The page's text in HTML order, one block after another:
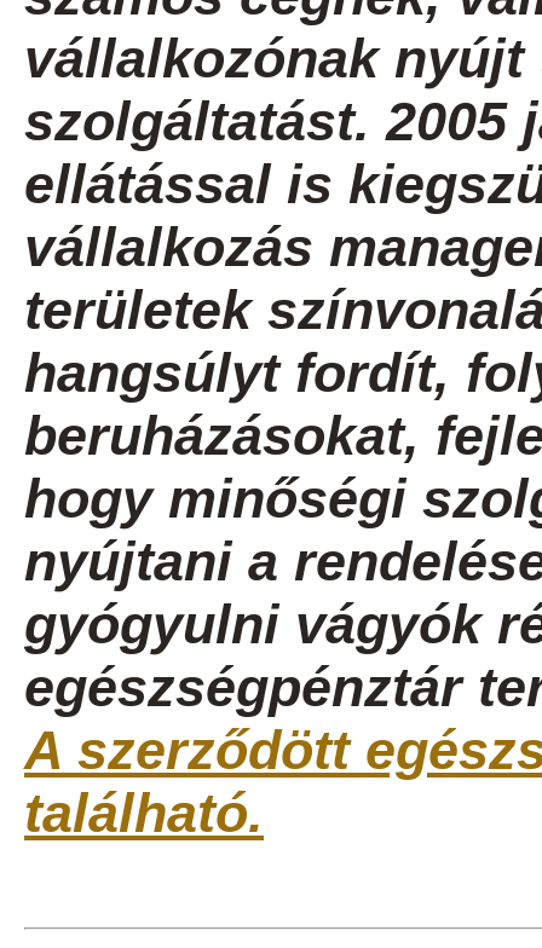
vállalkozónak
szolgáltatást. 2005
ellátással is
vállalkozás
területek
hangsúlyt fordít,
beruházásokat,
hogy minőségi
nyújtani a
gyógyulni vágyók
egészségpénztár
A szerződött
található.